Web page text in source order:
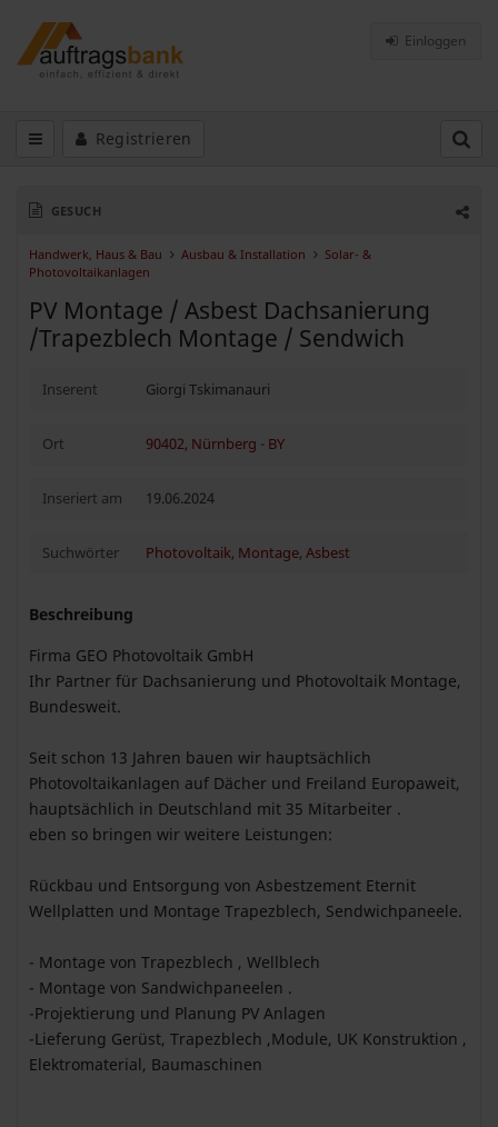
Einloggen
Registrieren
GESUCH
Handwerk, Haus & Bau Ausbau & Installation
Solar- &
Photovoltaikanlagen
PV Montage / Asbest Dachsanierung
/Trapezblech Montage / Sendwich
Inserent Giorgi Tskimanauri
Ort 90402, Nürnberg - BY
Inseriert am 19.06.2024
Suchwörter Photovoltaik, Montage, Asbest
Beschreibung
Firma GEO Photovoltaik GmbH
Ihr Partner für Dachsanierung und Photovoltaik Montage,
Bundesweit.
Seit schon 13 Jahren bauen wir hauptsächlich
Photovoltaikanlagen auf Dächer und Freiland Europaweit,
hauptsächlich in Deutschland mit 35 Mitarbeiter .
eben so bringen wir weitere Leistungen:
Rückbau und Entsorgung von Asbestzement Eternit
Wellplatten und Montage Trapezblech, Sendwichpaneele.
- Montage von Trapezblech , Wellblech
- Montage von Sandwichpaneelen .
-Projektierung und Planung PV Anlagen
-Lieferung Gerüst, Trapezblech ,Module, UK Konstruktion ,
Elektromaterial, Baumaschinen